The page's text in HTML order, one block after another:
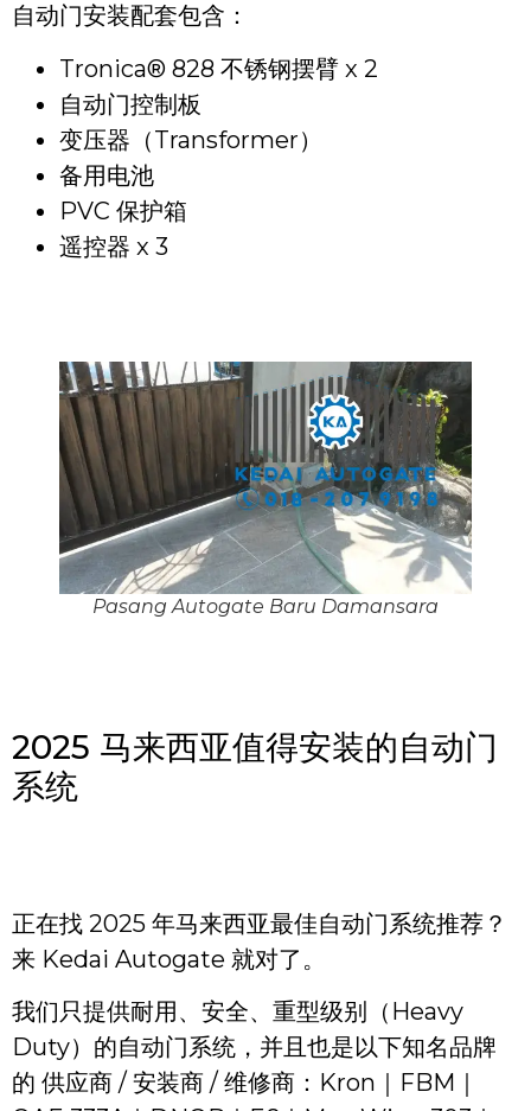
自动门安装配套包含：
Tronica® 828 不锈钢摆臂 x 2
自动门控制板
变压器（Transformer）
备用电池
PVC 保护箱
遥控器 x 3
Pasang Autogate Baru Damansara
2025 马来西亚值得安装的自动门
系统
正在找 2025 年马来西亚最佳自动门系统推荐？
来 Kedai Autogate 就对了。
我们只提供耐用、安全、重型级别（Heavy
Duty）的自动门系统，并且也是以下知名品牌
的 供应商 / 安装商 / 维修商：Kron｜FBM｜